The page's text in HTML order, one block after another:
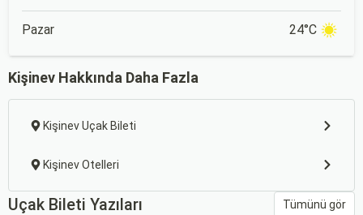
Pazar 24°C
Kişinev Hakkında Daha Fazla
Kişinev Uçak Bileti
Kişinev Otelleri
Uçak Bileti Yazıları Tümünü gör